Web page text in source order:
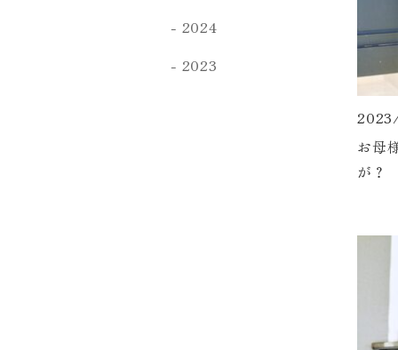
お母
が？
2024
2023